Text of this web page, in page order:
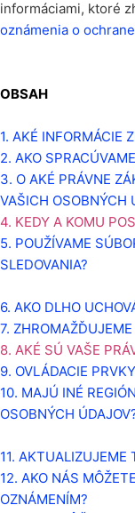
informáciami, ktoré
oznámenia o
OBSAH
1. AKÉ INFORMÁCIE
2. AKO
3. O AKÉ PRÁVNE
VAŠICH OSOBNÝCH
4. KEDY A KOMU
5. POUŽÍVAME
SLEDOVANIA?
6. AKO DLHO
7.
8. AKÉ SÚ VAŠE
9. OVLÁDACIE
10. MAJÚ INÉ
OSOBNÝCH
11. AKTUALIZUJEME
12. AKO NÁS
OZNÁMENÍM?